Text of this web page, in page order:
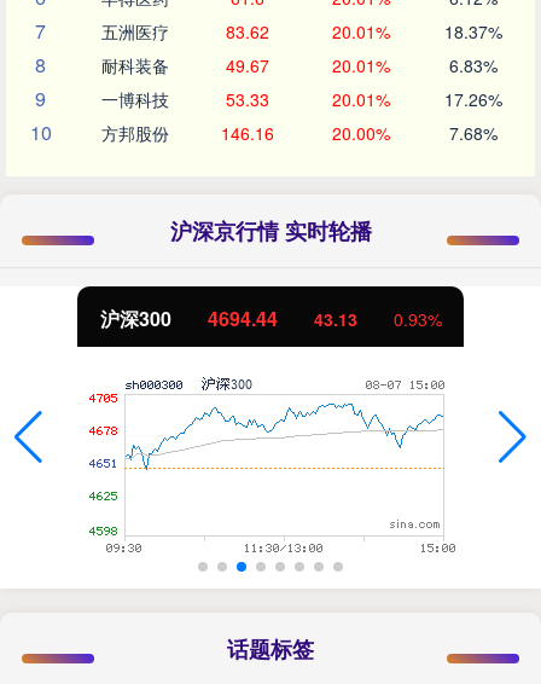
7 五洲医疗 83.62 20.01% 18.37%
8 耐科装备 49.67 20.01% 6.83%
9 一博科技 53.33 20.01% 17.26%
10 方邦股份 146.16 20.00% 7.68%
沪深京行情 实时轮播
北证50 1134.24
话题标签